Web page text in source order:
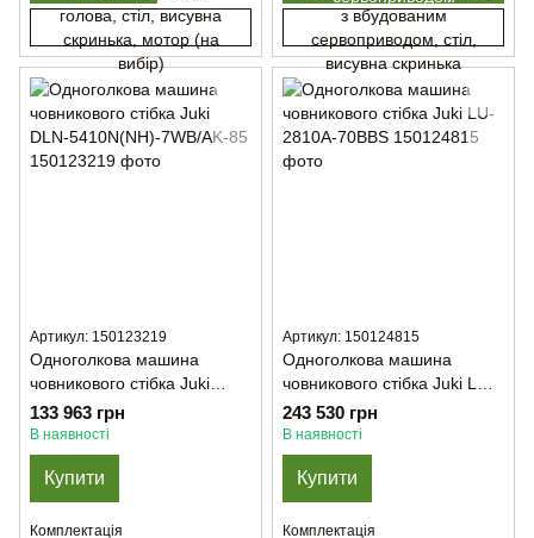
голова, стіл, висувна
скринька, мотор (на
вибір)
з вбудованим
сервоприводом, стіл,
висувна скринька
Артикул: 150123219
Одноголкова машина
човникового стібка Juki
DLN-5410N(NH)-7WB/AK-85
133 963 грн
В наявності
Купити
Комплектація
Артикул: 150124815
Одноголкова машина
човникового стібка Juki LU-
2810A-70BBS
243 530 грн
В наявності
Купити
Комплектація